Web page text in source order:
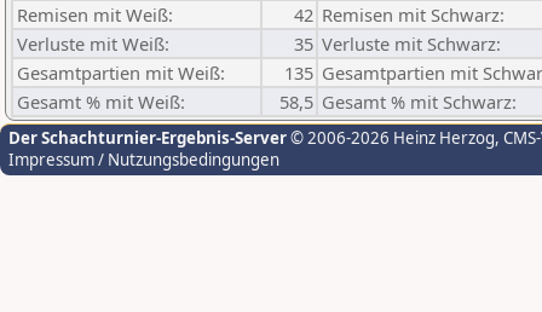
Remisen mit Weiß:
42 Remisen mit Schwarz:
Verluste mit Weiß:
35 Verluste mit Schwarz:
Gesamtpartien mit Weiß:
135 Gesamtpartien mit
Gesamt % mit Weiß:
58,5 Gesamt % mit Schwarz:
Der Schachturnier-Ergebnis-Server© 2006-2026 Heinz Herzog,
Impressum / Nutzungsbedingungen